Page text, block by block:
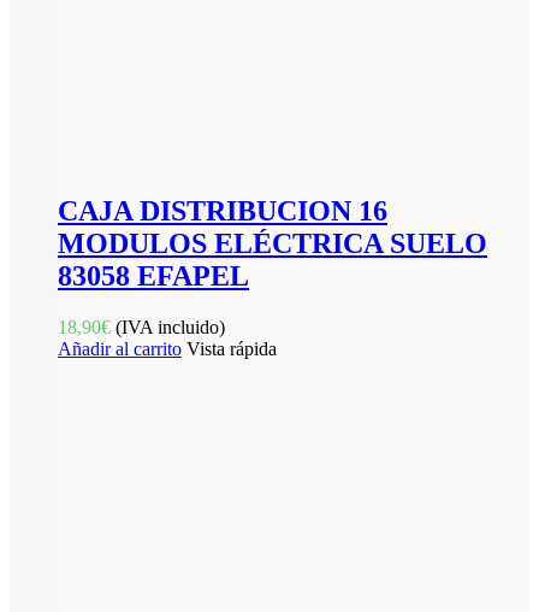
CAJA DISTRIBUCION 16
MODULOS ELÉCTRICA SUELO
83058 EFAPEL
18,90€ (IVA incluido)
Añadir al carrito Vista rápida